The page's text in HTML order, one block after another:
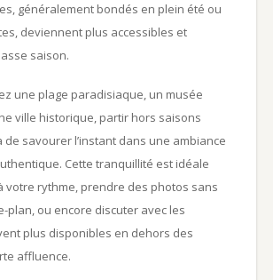
généralement bondés en plein été ou
deviennent plus accessibles et
saison.
une plage paradisiaque, un musée
ville historique, partir hors saisons
savourer l’instant dans une ambiance
Cette tranquillité est idéale
votre rythme, prendre des photos sans
plan, ou encore discuter avec les
plus disponibles en dehors des
affluence.